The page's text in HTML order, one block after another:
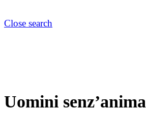
Close search
Uomini senz’anima